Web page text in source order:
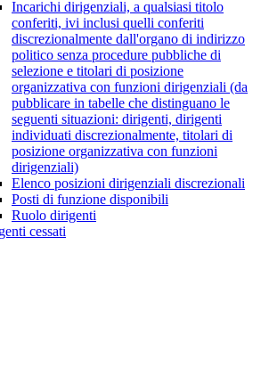
Incarichi dirigenziali, a qualsiasi titolo
conferiti, ivi inclusi quelli conferiti
discrezionalmente dall'organo di indirizzo
politico senza procedure pubbliche di
selezione e titolari di posizione
organizzativa con funzioni dirigenziali (da
pubblicare in tabelle che distinguano le
seguenti situazioni: dirigenti, dirigenti
individuati discrezionalmente, titolari di
posizione organizzativa con funzioni
dirigenziali)
Elenco posizioni dirigenziali discrezionali
Posti di funzione disponibili
Ruolo dirigenti
cessati